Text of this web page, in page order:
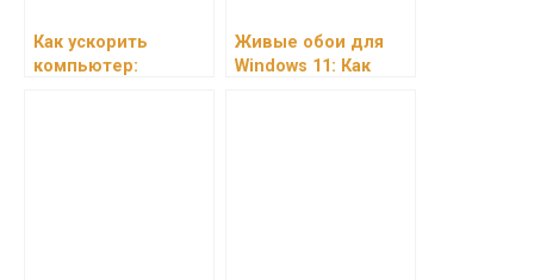
Как ускорить
компьютер:
Живые обои для
Windows 11: Как